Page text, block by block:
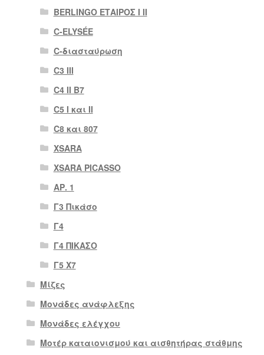
BERLINGO ΕΤΑΙΡΟΣ I II
C-ELYSÉE
C-διασταύρωση
C3 III
C4 II B7
C5 I και II
C8 και 807
XSARA
XSARA PICASSO
ΑΡ. 1
Γ3 Πικάσο
Γ4
Γ4 ΠΙΚΑΣΟ
Γ5 Χ7
Μίζες
Μονάδες ανάφλεξης
Μονάδες ελέγχου
Μοτέρ καταιονισμού και αισθητήρας στάθμης